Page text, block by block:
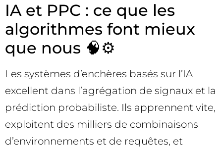
IA et PPC : ce que les
algorithmes font mieux
que nous 🧠⚙️
Les systèmes d’enchères basés sur l’IA
excellent dans l’agrégation de signaux et la
prédiction probabiliste. Ils apprennent vite,
exploitent des milliers de combinaisons
d’environnements et de requêtes, et